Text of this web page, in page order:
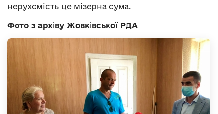
нерухомість це мізерна сума.
Фото з архіву Жовківської РДА